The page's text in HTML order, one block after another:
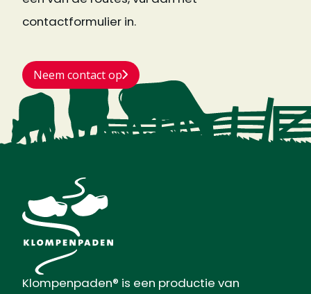
contactformulier in.
Neem contact op
Klompenpaden® is een productie van